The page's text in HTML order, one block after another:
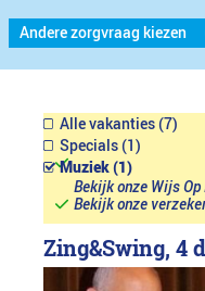
Andere zorgvraag kiezen
Alle vakanties (7)
Specials (1)
Muziek (1)
Bekijk onze Wijs
Bekijk onze
Zing&Swing, 4